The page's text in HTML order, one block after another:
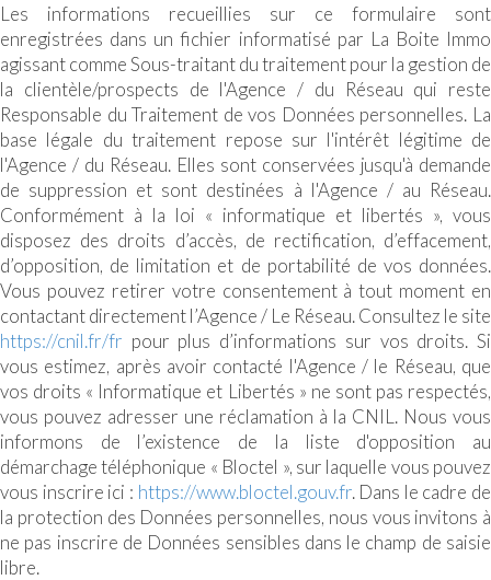
Les informations recueillies sur ce formulaire sont
enregistrées dans un fichier informatisé par La Boite Immo
agissant comme Sous-traitant du traitement pour la gestion de
la clientèle/prospects de l'Agence / du Réseau qui reste
Responsable du Traitement de vos Données personnelles. La
base légale du traitement repose sur l'intérêt légitime de
l'Agence / du Réseau. Elles sont conservées jusqu'à demande
de suppression et sont destinées à l'Agence / au Réseau.
Conformément à la loi « informatique et libertés », vous
disposez des droits d’accès, de rectification, d’effacement,
d’opposition, de limitation et de portabilité de vos données.
Vous pouvez retirer votre consentement à tout moment en
contactant directement l’Agence / Le Réseau. Consultez le site
https://cnil.fr/fr pour plus d’informations sur vos droits. Si
vous estimez, après avoir contacté l'Agence / le Réseau, que
vos droits « Informatique et Libertés » ne sont pas respectés,
vous pouvez adresser une réclamation à la CNIL. Nous vous
informons de l’existence de la liste d'opposition au
démarchage téléphonique « Bloctel », sur laquelle vous pouvez
vous inscrire ici : https://www.bloctel.gouv.fr. Dans le cadre de
la protection des Données personnelles, nous vous invitons à
ne pas inscrire de Données sensibles dans le champ de saisie
libre.